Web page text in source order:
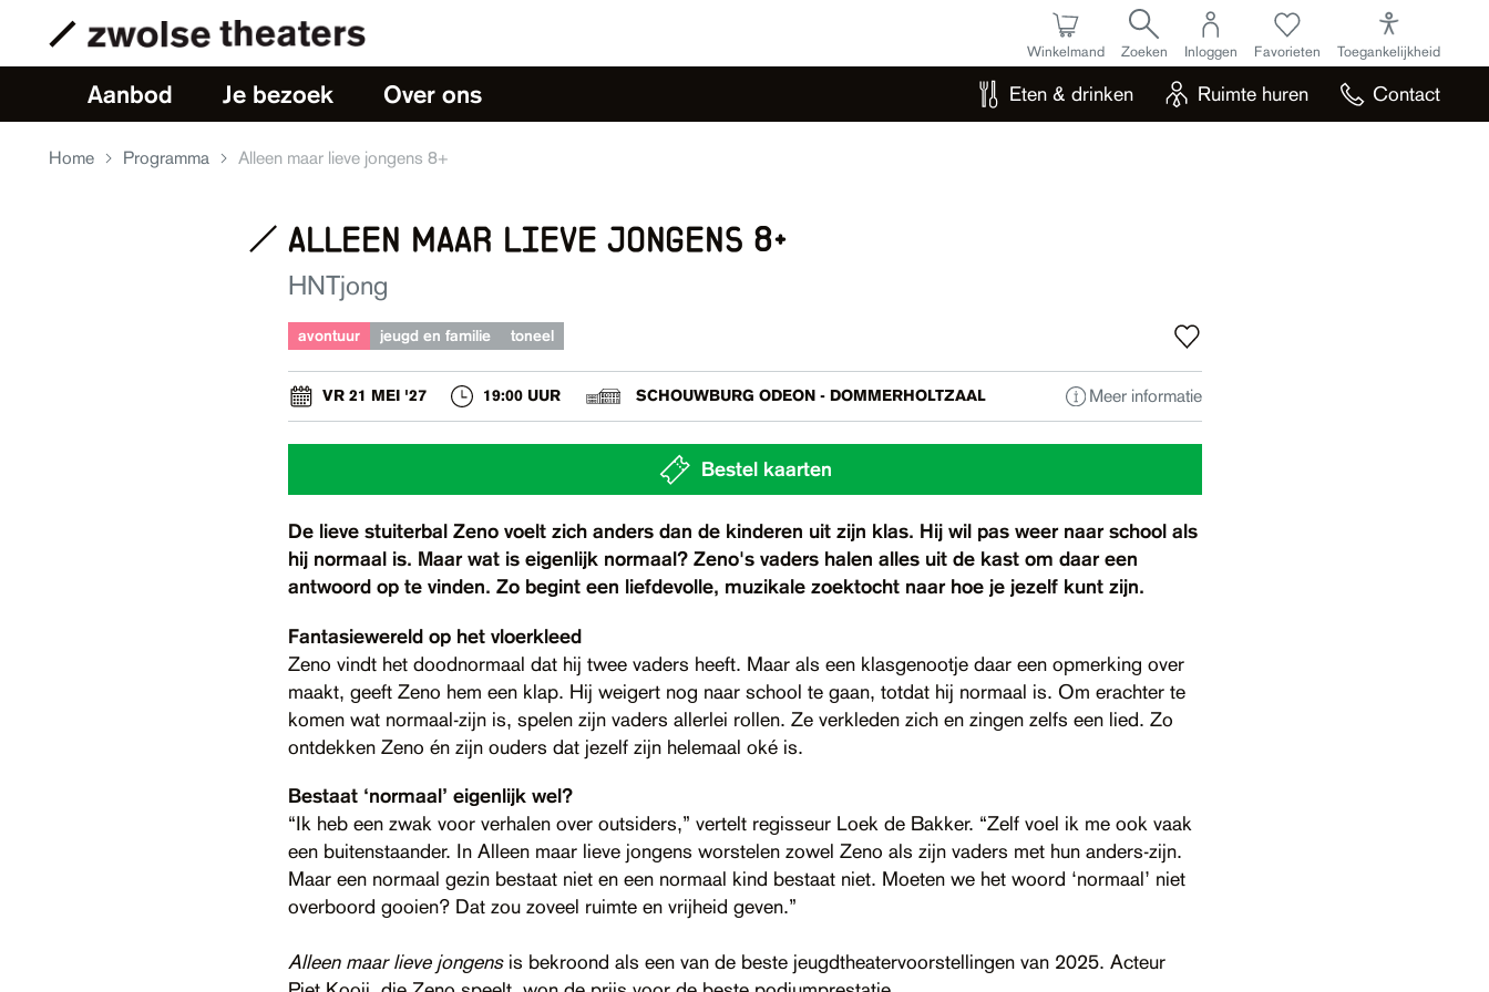
Aanbod Je bezoek Over ons Eten & drinken Ruimte huren Contact
Winkelmand Zoeken Inloggen Favorieten Toegankelijkheid
Home Programma Alleen maar lieve jongens 8+
alleen maar lieve jongens 8+
HNTjong
avontuur jeugd en familie toneel
VR 21 MEI '27 19:00 UUR SCHOUWBURG ODEON - DOMMERHOLTZAAL Meer informatie
Bestel kaarten
De lieve stuiterbal Zeno voelt zich anders dan de kinderen uit zijn klas. Hij wil pas weer naar school als
hij normaal is. Maar wat is eigenlijk normaal? Zeno's vaders halen alles uit de kast om daar een
antwoord op te vinden. Zo begint een liefdevolle, muzikale zoektocht naar hoe je jezelf kunt zijn.
Fantasiewereld op het vloerkleed
Zeno vindt het doodnormaal dat hij twee vaders heeft. Maar als een klasgenootje daar een opmerking over
maakt, geeft Zeno hem een klap. Hij weigert nog naar school te gaan, totdat hij normaal is. Om erachter te
komen wat normaal-zijn is, spelen zijn vaders allerlei rollen. Ze verkleden zich en zingen zelfs een lied. Zo
ontdekken Zeno én zijn ouders dat jezelf zijn helemaal oké is.
Bestaat ‘normaal’ eigenlijk wel?
“Ik heb een zwak voor verhalen over outsiders,” vertelt regisseur Loek de Bakker. “Zelf voel ik me ook vaak
een buitenstaander. In Alleen maar lieve jongens worstelen zowel Zeno als zijn vaders met hun anders-zijn.
Maar een normaal gezin bestaat niet en een normaal kind bestaat niet. Moeten we het woord ‘normaal’ niet
overboord gooien? Dat zou zoveel ruimte en vrijheid geven.”
Alleen maar lieve jongensis bekroond als een van de beste jeugdtheatervoorstellingen van 2025. Acteur